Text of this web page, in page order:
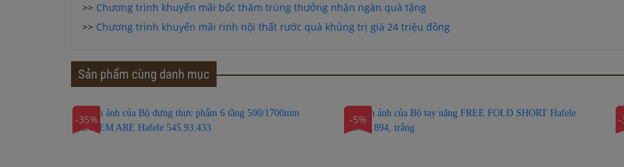
>> Chương trình khuyến mãi bốc thăm trúng thưởng nhận ngàn quà tặng
>> Chương trình khuyến mãi rinh nội thất rước quà khủng trị giá 24 triệu đồng
Sản phẩm cùng danh mục
-35% -5% -